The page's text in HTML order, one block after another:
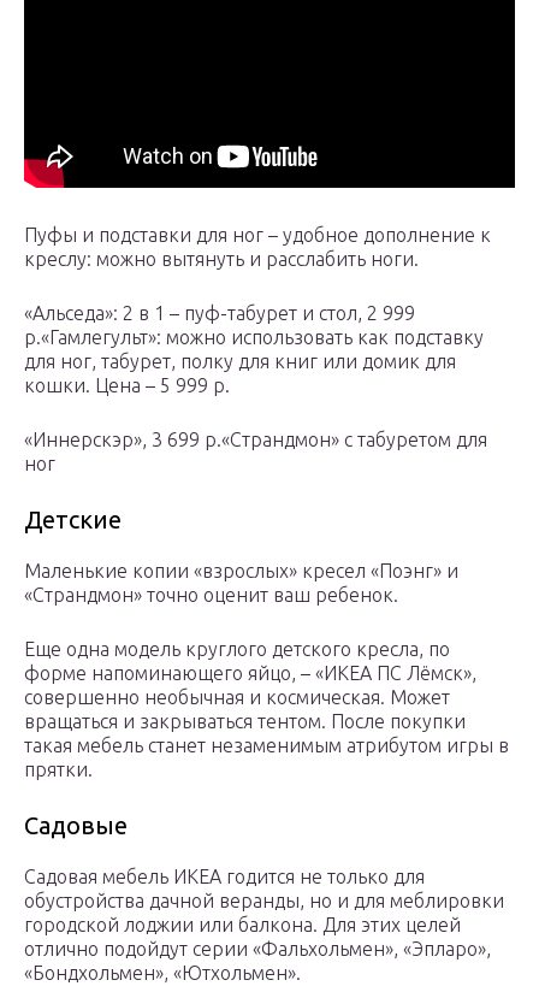
Пуфы и подставки для ног – удобное дополнение к
креслу: можно вытянуть и расслабить ноги.
«Альседа»: 2 в 1 – пуф-табурет и стол, 2 999
р.«Гамлегульт»: можно использовать как подставку
для ног, табурет, полку для книг или домик для
кошки. Цена – 5 999 р.
«Иннерскэр», 3 699 р.«Страндмон» с табуретом для
ног
Детские
Маленькие копии «взрослых» кресел «Поэнг» и
«Страндмон» точно оценит ваш ребенок.
Еще одна модель круглого детского кресла, по
форме напоминающего яйцо, – «ИКЕА ПС Лёмск»,
совершенно необычная и космическая. Может
вращаться и закрываться тентом. После покупки
такая мебель станет незаменимым атрибутом игры в
прятки.
Садовые
Садовая мебель ИКЕА годится не только для
обустройства дачной веранды, но и для меблировки
городской лоджии или балкона. Для этих целей
отлично подойдут серии «Фальхольмен», «Эпларо»,
«Бондхольмен», «Ютхольмен».